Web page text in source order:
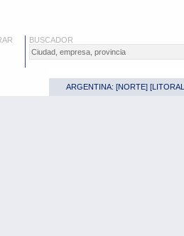
BUSCADOR
ARGENTINA: [NORTE] [LITORAL